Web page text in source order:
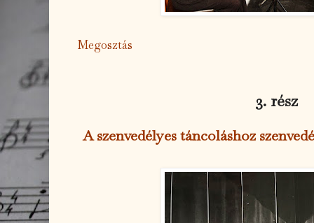
Megosztás
3. rész
A szenvedélyes táncoláshoz